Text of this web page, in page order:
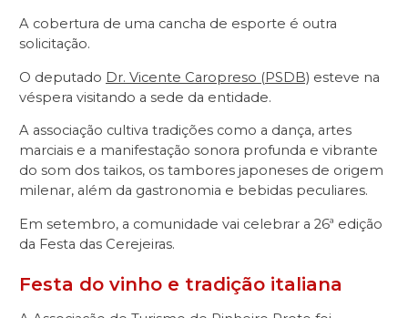
A cobertura de uma cancha de esporte é outra
solicitação.
O deputado Dr. Vicente Caropreso (PSDB) esteve na
véspera visitando a sede da entidade.
A associação cultiva tradições como a dança, artes
marciais e a manifestação sonora profunda e vibrante
do som dos taikos, os tambores japoneses de origem
milenar, além da gastronomia e bebidas peculiares.
Em setembro, a comunidade vai celebrar a 26ª edição
da Festa das Cerejeiras.
Festa do vinho e tradição italiana